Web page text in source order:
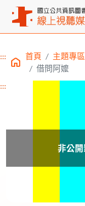
主要內容區塊
::: 首頁 主題專區
借問阿嬤
:::